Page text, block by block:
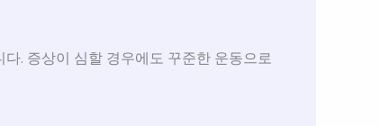
. 증상이 심할 경우에도 꾸준한 운동으로